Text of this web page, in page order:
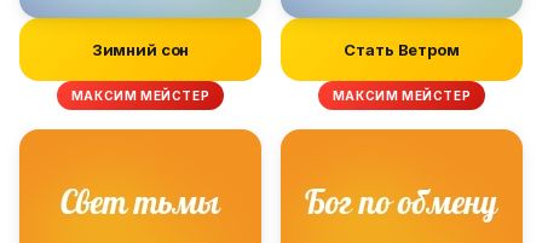
Зимний сон
МАКСИМ МЕЙСТЕР
Стать Ветром
МАКСИМ МЕЙСТЕР